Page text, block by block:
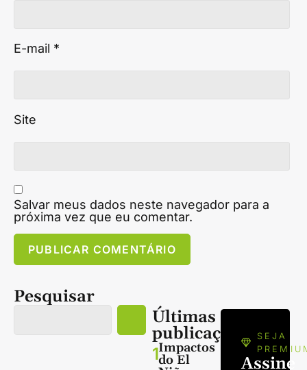
E-mail *
Site
Salvar meus dados neste navegador para a
próxima vez que eu comentar.
Pesquisar
Últimas
publicações
1Impactos
do El
SEJA
Assine